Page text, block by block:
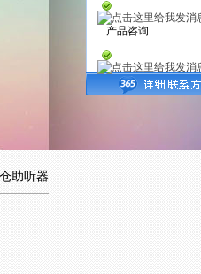
助听器
产品咨询